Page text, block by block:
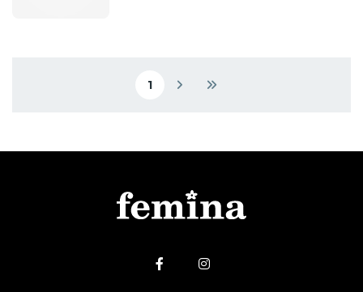
Current page
1 Next pageLast page